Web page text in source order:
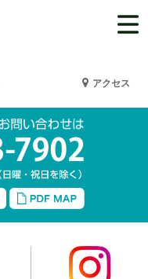
アクセス